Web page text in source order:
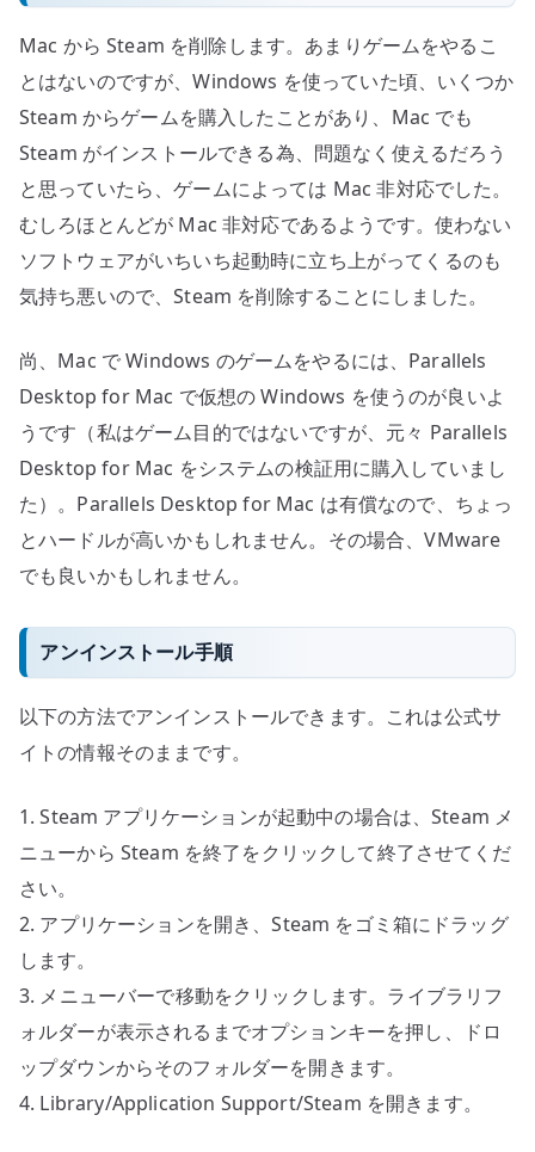
Mac から Steam を削除します。あまりゲームをやるこ
とはないのですが、Windows を使っていた頃、いくつか
Steam からゲームを購入したことがあり、Mac でも
Steam がインストールできる為、問題なく使えるだろう
と思っていたら、ゲームによっては Mac 非対応でした。
むしろほとんどが Mac 非対応であるようです。使わない
ソフトウェアがいちいち起動時に立ち上がってくるのも
気持ち悪いので、Steam を削除することにしました。
尚、Mac で Windows のゲームをやるには、Parallels
Desktop for Mac で仮想の Windows を使うのが良いよ
うです（私はゲーム目的ではないですが、元々 Parallels
Desktop for Mac をシステムの検証用に購入していまし
た）。Parallels Desktop for Mac は有償なので、ちょっ
とハードルが高いかもしれません。その場合、VMware
でも良いかもしれません。
アンインストール手順
以下の方法でアンインストールできます。これは公式サ
イトの情報そのままです。
1. Steam アプリケーションが起動中の場合は、Steam メ
ニューから Steam を終了をクリックして終了させてくだ
さい。
2. アプリケーションを開き、Steam をゴミ箱にドラッグ
します。
3. メニューバーで移動をクリックします。ライブラリフ
ォルダーが表示されるまでオプションキーを押し、ドロ
ップダウンからそのフォルダーを開きます。
4. Library/Application Support/Steam を開きます。